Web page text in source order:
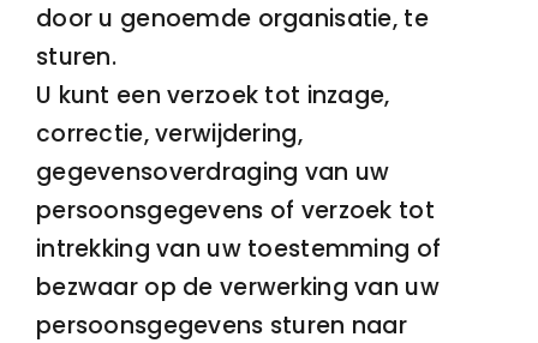
door u genoemde organisatie, te
sturen.
U kunt een verzoek tot inzage,
correctie, verwijdering,
gegevensoverdraging van uw
persoonsgegevens of verzoek tot
intrekking van uw toestemming of
bezwaar op de verwerking van uw
persoonsgegevens sturen naar